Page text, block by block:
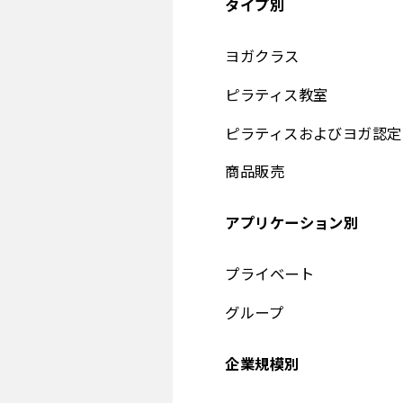
タイプ別
ヨガクラス
ピラティス教室
ピラティスおよびヨガ認
商品販売
アプリケーション別
プライベート
グループ
企業規模別